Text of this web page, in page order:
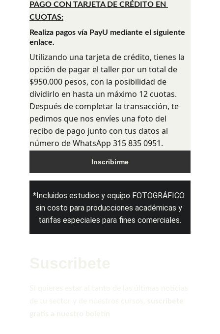
PAGO CON TARJETA DE CRÉDITO EN
CUOTAS:
Realiza pagos vía PayU mediante el siguiente
enlace.
Utilizando una tarjeta de crédito, tienes la
opción de pagar el taller por un total de
$950.000 pesos, con la posibilidad de
dividirlo en hasta un máximo 12 cuotas.
Después de completar la transacción, te
pedimos que nos envíes una foto del
recibo de pago junto con tus datos al
número de WhatsApp 315 835 0951.
Inscribirme
*Incluidos estudios y equipo FOTOGRÁFICO
sin costo para producciones académicas y
tarifas especiales para fines comerciales.